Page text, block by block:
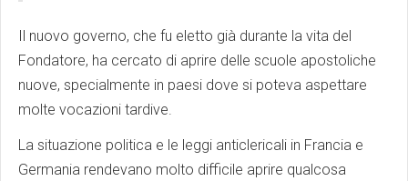
Il nuovo governo, che fu eletto già durante la vita del
Fondatore, ha cercato di aprire delle scuole apostoliche
nuove, specialmente in paesi dove si poteva aspettare
molte vocazioni tardive.
La situazione politica e le leggi anticlericali in Francia e
Germania rendevano molto difficile aprire qualcosa